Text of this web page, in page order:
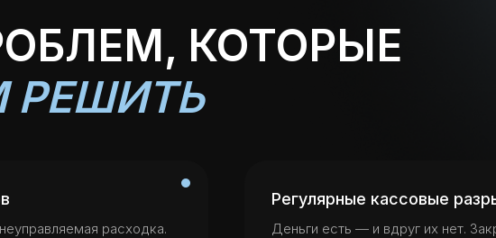
КОТОРЫЕ
расходка.
Регулярные кассовые
Деньги есть — и вдруг их нет.